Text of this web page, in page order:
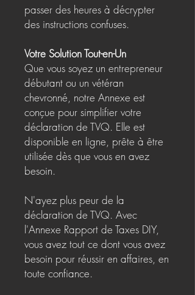
passer des heures à décrypter
des instructions confuses.
Votre Solution Tout-en-Un
Que vous soyez un entrepreneur
débutant ou un vétéran
chevronné, notre Annexe est
conçue pour simplifier votre
déclaration de TVQ. Elle est
disponible en ligne, prête à être
utilisée dès que vous en avez
besoin.
N'ayez plus peur de la
déclaration de TVQ. Avec
l'Annexe Rapport de Taxes DIY,
vous avez tout ce dont vous avez
besoin pour réussir en affaires, en
toute confiance.